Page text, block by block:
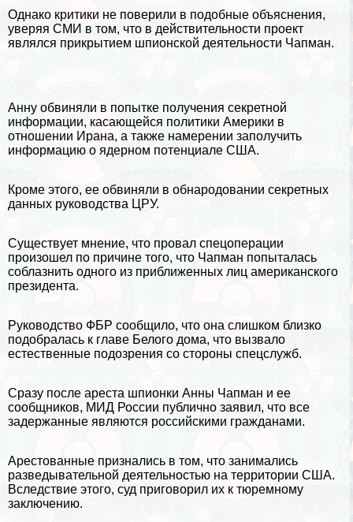
Однако критики не поверили в подобные объяснения,
уверяя СМИ в том, что в действительности проект
являлся прикрытием шпионской деятельности Чапман.
Анну обвиняли в попытке получения секретной
информации, касающейся политики Америки в
отношении Ирана, а также намерении заполучить
информацию о ядерном потенциале США.
Кроме этого, ее обвиняли в обнародовании секретных
данных руководства ЦРУ.
Существует мнение, что провал спецоперации
произошел по причине того, что Чапман попыталась
coблaзнить одного из приближенных лиц американского
президента.
Руководство ФБР сообщило, что она слишком близко
подобралась к главе Белого дома, что вызвало
естественные подозрения со стороны спецслужб.
Сразу после ареста шпионки Анны Чапман и ее
сообщников, МИД России публично заявил, что все
задержанные являются российскими гражданами.
Арестованные признались в том, что занимались
разведывательной деятельностью на территории США.
Вследствие этого, суд приговорил их к тюремному
заключению.